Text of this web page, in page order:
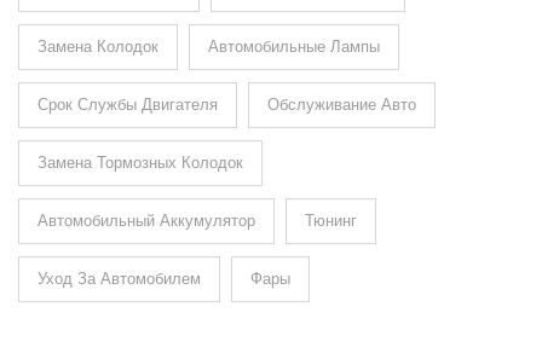
Замена Колодок Автомобильные Лампы
Срок Службы Двигателя Обслуживание Авто
Замена Тормозных Колодок
Автомобильный Аккумулятор Тюнинг
Уход За Автомобилем Фары